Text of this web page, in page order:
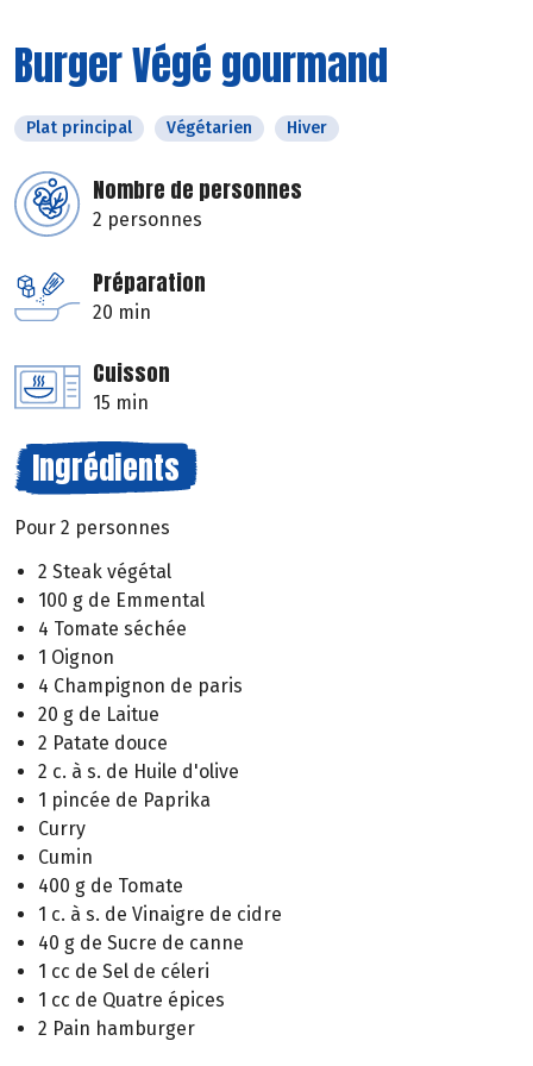
Burger Végé gourmand
Plat principal Végétarien Hiver
Nombre de personnes
2 personnes
Préparation
20 min
Cuisson
15 min
Ingrédients
Pour 2 personnes
2 Steak végétal
100 g de Emmental
4 Tomate séchée
1 Oignon
4 Champignon de paris
20 g de Laitue
2 Patate douce
2 c. à s. de Huile d'olive
1 pincée de Paprika
Curry
Cumin
400 g de Tomate
1 c. à s. de Vinaigre de cidre
40 g de Sucre de canne
1 cc de Sel de céleri
1 cc de Quatre épices
2 Pain hamburger